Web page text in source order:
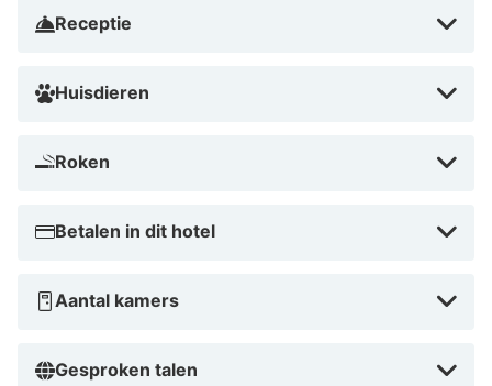
Receptie
Huisdieren
Roken
Betalen in dit hotel
Aantal kamers
Gesproken talen